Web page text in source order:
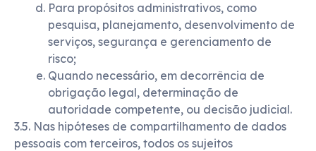
Para propósitos administrativos, como
pesquisa, planejamento, desenvolvimento de
serviços, segurança e gerenciamento de
risco;
Quando necessário, em decorrência de
obrigação legal, determinação de
autoridade competente, ou decisão judicial.
3.5. Nas hipóteses de compartilhamento de dados
pessoais com terceiros, todos os sujeitos